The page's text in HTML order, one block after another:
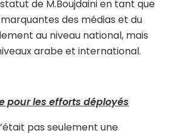
de M.Boujdaini en tant que
marquantes des médias et du
au niveau national, mais
arabe et international.
pour les efforts déployés
pas seulement une